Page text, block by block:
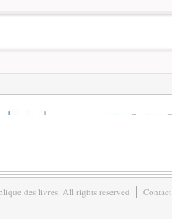
des livres. All rights reserved Contact